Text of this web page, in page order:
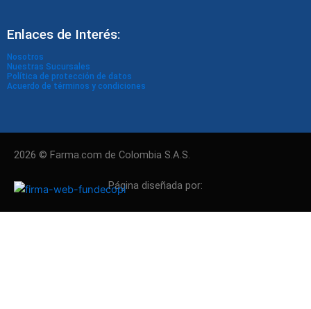
m
Enlaces de Interés:
Nosotros
Nuestras Sucursales
Política de protección de datos
Acuerdo de términos y condiciones
2026 © Farma.com de Colombia S.A.S.
Página diseñada por: